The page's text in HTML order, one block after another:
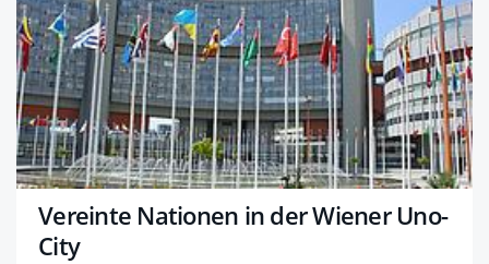
Vereinte Nationen in der Wiener Uno-
City